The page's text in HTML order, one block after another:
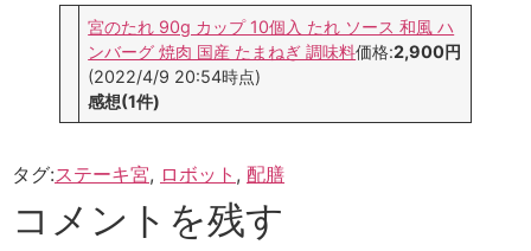
宮のたれ 90g カップ 10個入 たれ ソース 和風 ハ
ンバーグ 焼肉 国産 たまねぎ 調味料価格:2,900円
(2022/4/9 20:54時点)
感想(1件)
タグ:ステーキ宮, ロボット , 配膳
コメントを残す